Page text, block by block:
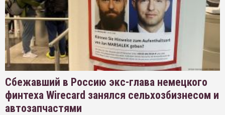
Сбежавший в Россию экс-глава немецкого
финтеха Wirecard занялся сельхозбизнесом и
автозапчастями